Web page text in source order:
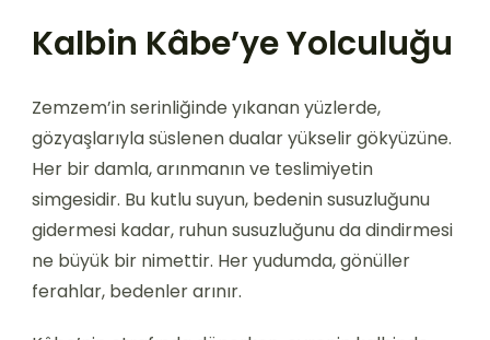
Kalbin Kâbe’ye Yolculuğu
Zemzem’in serinliğinde yıkanan yüzlerde,
gözyaşlarıyla süslenen dualar yükselir gökyüzüne.
Her bir damla, arınmanın ve teslimiyetin
simgesidir. Bu kutlu suyun, bedenin susuzluğunu
gidermesi kadar, ruhun susuzluğunu da dindirmesi
ne büyük bir nimettir. Her yudumda, gönüller
ferahlar, bedenler arınır.